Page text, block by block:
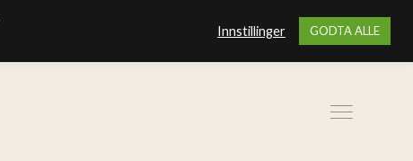
Innstillinger GODTA ALLE